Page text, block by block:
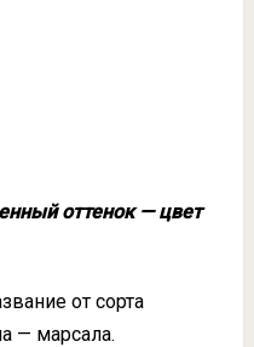
оттенок — цвет
от сорта
— марсала.